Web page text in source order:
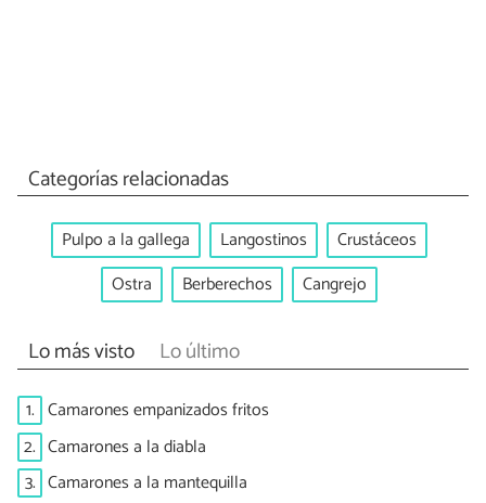
Categorías relacionadas
Pulpo a la gallega Langostinos
Crustáceos
Ostra
Berberechos Cangrejo
Lo más visto Lo último
1. Camarones empanizados fritos
2. Camarones a la diabla
3. Camarones a la mantequilla